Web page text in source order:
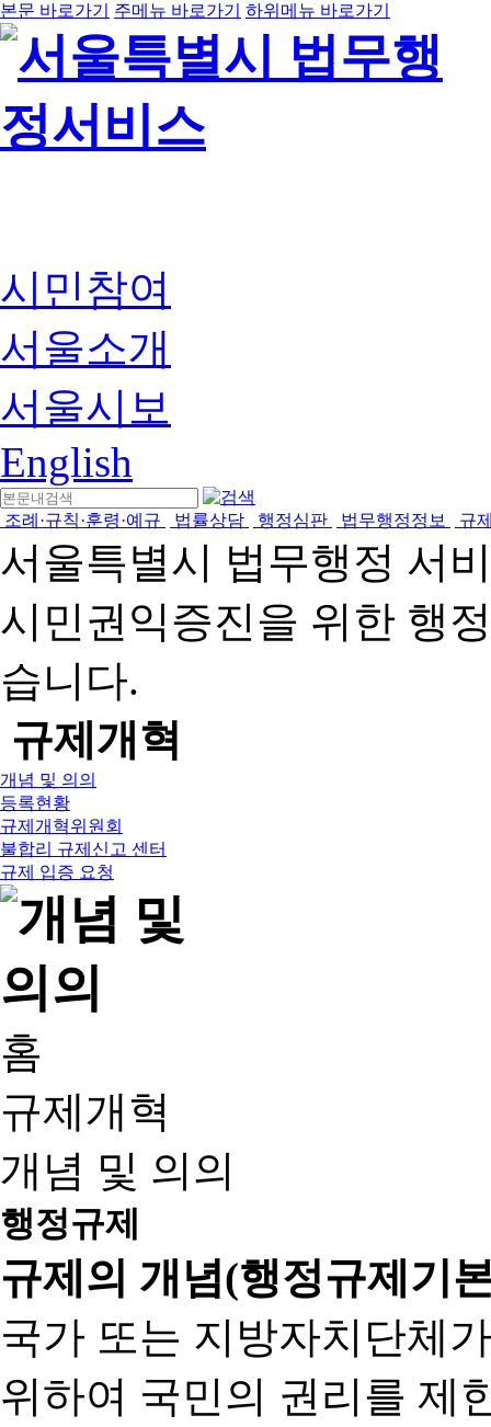
본문 바로가기 주메뉴 바로가기 하위메뉴 바로가기
시민참여
서울소개
서울시보
English
조례·규칙·훈령·예규 법률상담 행정심판 법무행정정보 규
서울특별시 법무행정 서
시민권익증진을 위한 행
습니다.
규제개혁
개념 및 의의
등록현황
규제개혁위원회
불합리 규제신고 센터
규제 입증 요청
홈
규제개혁
개념 및 의의
행정규제
규제의 개념(행정규제기
국가 또는 지방자치단체
위하여 국민의 권리를 제